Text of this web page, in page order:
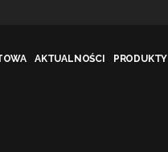
AKTUALNOŚCI PRODUKTY